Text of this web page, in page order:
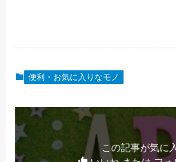
便利・お気に入りなモノ
この記事が気に